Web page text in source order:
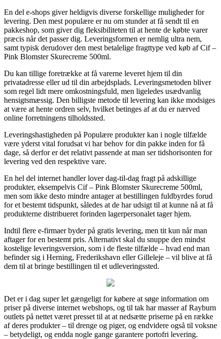
En del e-shops giver heldigvis diverse forskellige muligheder for
levering. Den mest populære er nu om stunder at få sendt til en
pakkeshop, som giver dig fleksibiliteten til at hente de købte varer
præcis når det passer dig. Leveringsformen er nemlig ultra nem,
samt typisk derudover den mest betalelige fragttype ved køb af Cif –
Pink Blomster Skurecreme 500ml.
Du kan tillige foretrække at få varerne leveret hjem til din
privatadresse eller ud til din arbejdsplads. Leveringsmetoden bliver
som regel lidt mere omkostningsfuld, men ligeledes usædvanlig
hensigtsmæssig. Den billigste metode til levering kan ikke modsiges
at være at hente ordren selv, hvilket betinges af at du er nærved
online forretningens tilholdssted.
Leveringshastigheden på Populære produkter kan i nogle tilfælde
være yderst vital forudsat vi har behov for din pakke inden for få
dage, så derfor er det relativt passende at man ser tidshorisonten for
levering ved den respektive vare.
En hel del internet handler lover dag-til-dag fragt på adskillige
produkter, eksempelvis Cif – Pink Blomster Skurecreme 500ml,
men som ikke desto mindre antager at bestillingen fuldbyrdes forud
for et bestemt tidspunkt, således at de har udsigt til at kunne nå at få
produkterne distribueret forinden lagerpersonalet tager hjem.
Indtil flere e-firmaer byder på gratis levering, men tit kun når man
aftager for en bestemt pris. Alternativt skal du snuppe den mindst
kostelige leveringsversion, som i de fleste tilfælde – hvad end man
befinder sig i Herning, Frederikshavn eller Gilleleje – vil blive at få
dem til at bringe bestillingen til et udleveringssted.
Det er i dag super let gængeligt for købere at søge information om
priser på diverse internet webshops, og til tak har masser af Rayburn
outlets på nettet været presset til at at nedsætte priserne på en række
af deres produkter – til drenge og piger, og endvidere også til voksne
– betydeligt, og endda nogle gange garantere portofri levering.